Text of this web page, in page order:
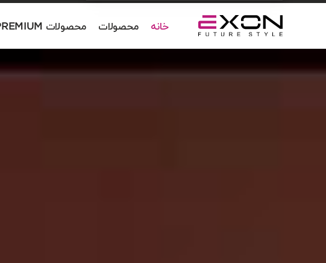
خانه محصولات محصولات PREMIUM